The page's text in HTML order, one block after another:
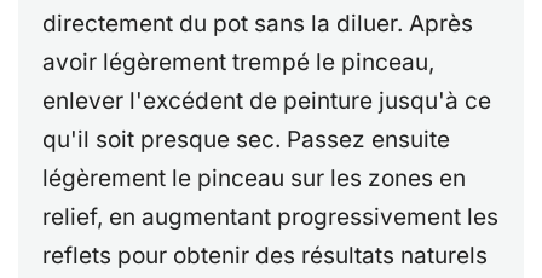
directement du pot sans la diluer. Après
avoir légèrement trempé le pinceau,
enlever l'excédent de peinture jusqu'à ce
qu'il soit presque sec. Passez ensuite
légèrement le pinceau sur les zones en
relief, en augmentant progressivement les
reflets pour obtenir des résultats naturels